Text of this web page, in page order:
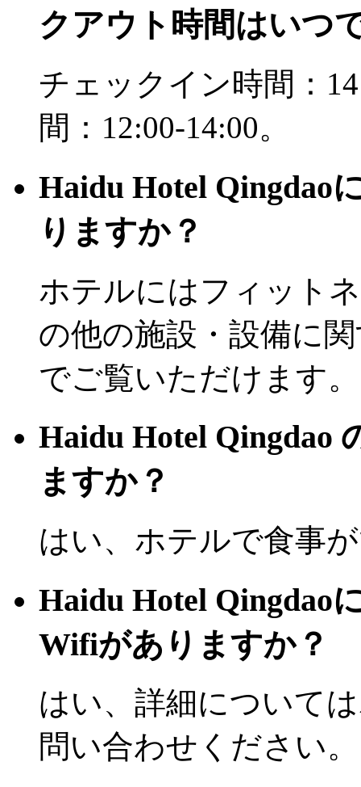
クアウト時間はいつ
チェックイン時間：
間：12:00-14:00。
Haidu Hotel Qingdao
りますか？
ホテルにはフィット
の他の施設・設備に
でご覧いただけます。
Haidu Hotel Qingdao
ますか？
はい、ホテルで食事
Haidu Hotel Qingdao
Wifiがありますか？
はい、詳細について
問い合わせください。